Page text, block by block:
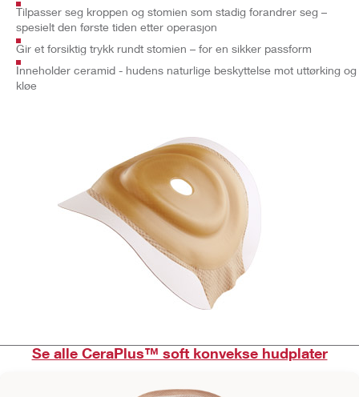
Tilpasser seg kroppen og stomien som stadig forandrer seg –
spesielt den første tiden etter operasjon
Gir et forsiktig trykk rundt stomien – for en sikker passform
Inneholder ceramid - hudens naturlige beskyttelse mot uttørking og
kløe
Se alle CeraPlus™ soft konvekse hudplater